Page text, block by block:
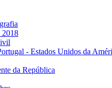
2018
- Estados Unidos da
da República